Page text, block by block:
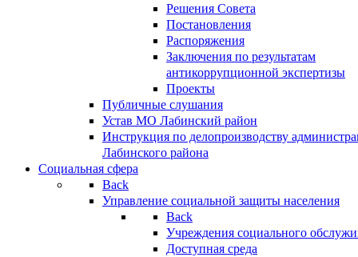
Решения Совета
Постановления
Распоряжения
Заключения по результатам
антикоррупционной экспертизы
Проекты
Публичные слушания
Устав МО Лабинский район
Инструкция по делопроизводству
Лабинского района
Социальная сфера
Back
Управление социальной защиты населения
Back
Учреждения социального
Доступная среда